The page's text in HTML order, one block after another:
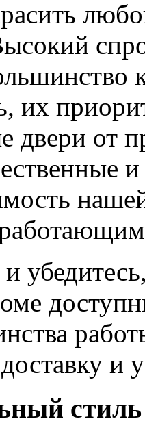
их
двери от
и
и
стиль